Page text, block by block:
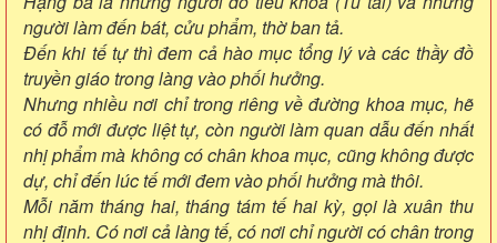
người làm đến bát, cửu phẩm, thờ ban tả.
Đến khi tế tự thì đem cả hào mục tổng lý và các thầy đồ
truyền giáo trong làng vào phối hưởng.
Nhưng nhiều nơi chỉ trong riêng về đường khoa mục, hẽ
có đỗ mới được liệt tự, còn người làm quan dẫu đến nhất
nhị phẩm mà không có chân khoa mục, cũng không được
dự, chỉ đến lúc tế mới đem vào phối hưởng mà thôi.
Mỗi năm tháng hai, tháng tám tế hai kỳ, gọi là xuân thu
nhị định. Có nơi cả làng tế, có nơi chỉ người có chân trong